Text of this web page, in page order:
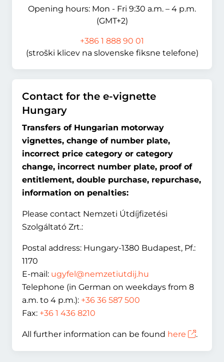
Opening hours: Mon - Fri 9:30 a.m. – 4 p.m.
(GMT+2)
+386 1 888 90 01
(stroški klicev na slovenske fiksne telefone)
Contact for the e-vignette
Hungary
Transfers of Hungarian motorway
vignettes, change of number plate,
incorrect price category or category
change, incorrect number plate, proof of
entitlement, double purchase, repurchase,
information on penalties:
Please contact Nemzeti Útdíjfizetési
Szolgáltató Zrt.:
Postal address: Hungary-1380 Budapest, Pf.:
1170
E-mail: ugyfel@nemzetiutdij.hu
Telephone (in German on weekdays from 8
a.m. to 4 p.m.): +36 36 587 500
Fax: +36 1 436 8210
All further information can be found here .